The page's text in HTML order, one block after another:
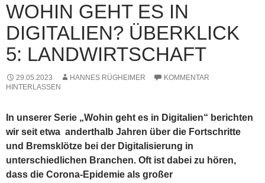
WOHIN GEHT ES IN
DIGITALIEN? ÜBERKLICK
5: LANDWIRTSCHAFT
29.05.2023 HANNES RÜGHEIMER
KOMMENTAR
HINTERLASSEN
In unserer Serie „Wohin geht es in Digitalien“ berichten
wir seit etwa anderthalb Jahren über die Fortschritte
und Bremsklötze bei der Digitalisierung in
unterschiedlichen Branchen. Oft ist dabei zu hören,
dass die Corona-Epidemie als großer